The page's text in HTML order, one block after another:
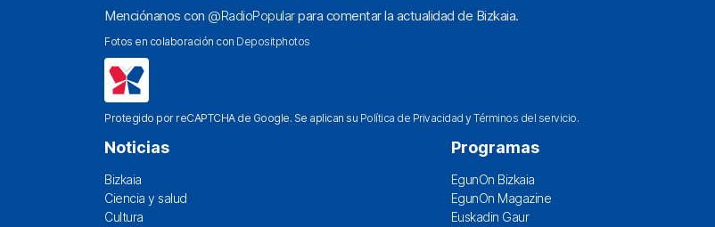
Menciónanos con @RadioPopularpara comentar la actualidad de Bizkaia.
Fotos en colaboración con Depositphotos
Protegido por reCAPTCHA de Google. Se aplican su Política de Privacidad yTérminos del servicio.
Noticias
Bizkaia
Ciencia y salud
Cultura
Programas
EgunOn Bizkaia
EgunOn Magazine
Euskadin Gaur